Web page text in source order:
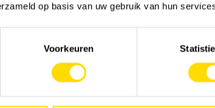
op basis van uw gebruik van hun
Voorkeuren